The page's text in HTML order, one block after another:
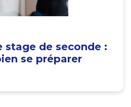
stage de seconde :
se préparer